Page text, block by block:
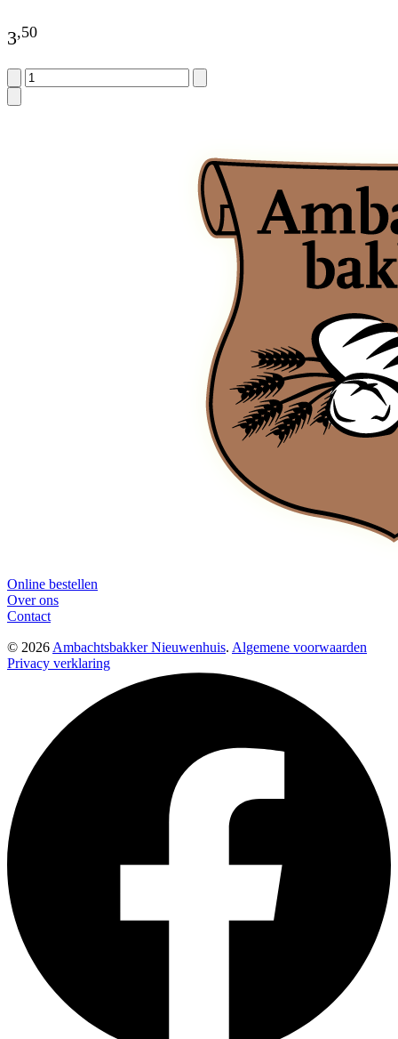
3,50
Online bestellen
Over ons
Contact
© 2026 Ambachtsbakker Nieuwenhuis. Algemene voorwaarden
Privacy verklaring